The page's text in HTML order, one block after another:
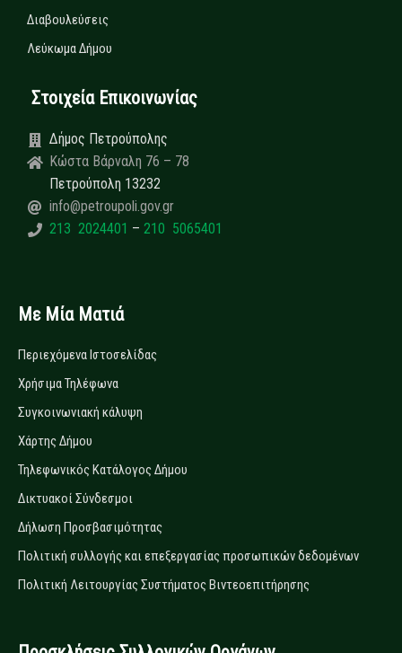
Διαβουλεύσεις
Λεύκωμα Δήμου
Στοιχεία Επικοινωνίας
Δήμος Πετρούπολης
Κώστα Βάρναλη 76 – 78
Πετρούπολη 13232
info@petroupoli.gov.gr
213 2024401 – 210 5065401
Με Μία Ματιά
Περιεχόμενα Ιστοσελίδας
Χρήσιμα Τηλέφωνα
Συγκοινωνιακή κάλυψη
Χάρτης Δήμου
Τηλεφωνικός Κατάλογος Δήμου
Δικτυακοί Σύνδεσμοι
Δήλωση Προσβασιμότητας
Πολιτική συλλογής και επεξεργασίας προσωπικών δεδομένων
Πολιτική Λειτουργίας Συστήματος Βιντεοεπιτήρησης